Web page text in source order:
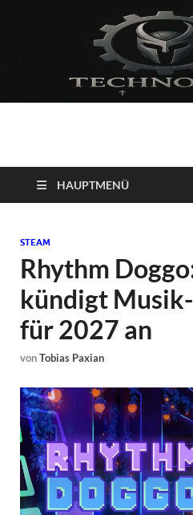
und
News
Blockbuster, Indie-Perlen und
HAUPTMENÜ
STEAM
Rhythm
kündigt
für 2027 an
vonTobias Paxian